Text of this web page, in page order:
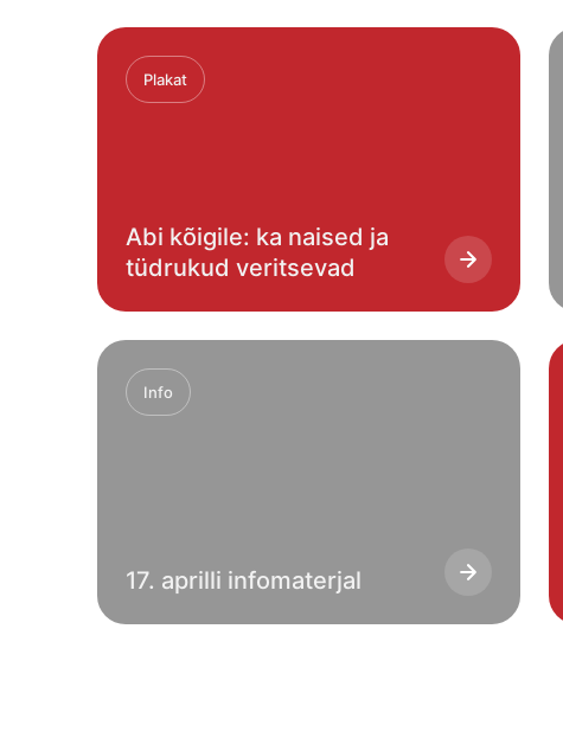
Plakat
Abi kõigile: ka naised ja
tüdrukud veritsevad
Info
17. aprilli infomaterjal